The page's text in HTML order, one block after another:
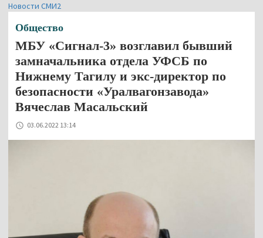
Новости СМИ2
Общество
МБУ «Сигнал-3» возглавил бывший
замначальника отдела УФСБ по
Нижнему Тагилу и экс-директор по
безопасности «Уралвагонзавода»
Вячеслав Масальский
03.06.2022 13:14